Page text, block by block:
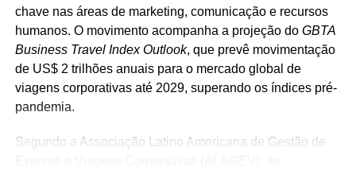
Para Guto Guedes, presidente da ABRACE, “a assinatura
deste acordo representa um avanço importante para as
empresas de cenografia e montagem de estandes e,
principalmente, para os profissionais que atuam na
montagem e na desmontagem dos eventos. Acreditamos
que o fortalecimento do setor passa pela valorização das
a nossa indústria crescer”.
chave nas áreas de marketing, comunicação e recursos
humanos. O movimento acompanha a projeção do GBTA
Business Travel Index Outlook, que prevê movimentação
de US$ 2 trilhões anuais para o mercado global de
viagens corporativas até 2029, superando os índices pré-
pandemia.
Segundo a Associação Latino Americana de Gestão de